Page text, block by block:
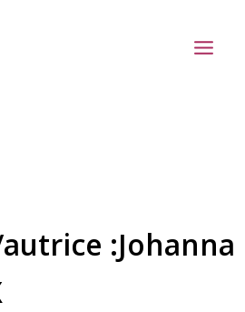
:Johanna